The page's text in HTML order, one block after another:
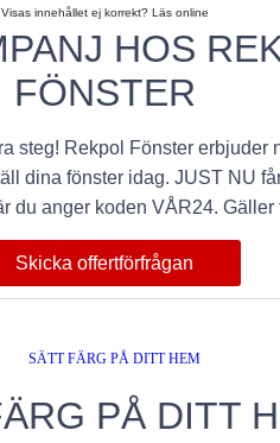
Visas innehållet ej korrekt? Läs online
HOS
FÖNSTER
steg! Rekpol Fönster erbjuder
dina fönster idag. JUST NU
du anger koden VÅR24. Gäller
Skicka offertförfrågan
PÅ DITT